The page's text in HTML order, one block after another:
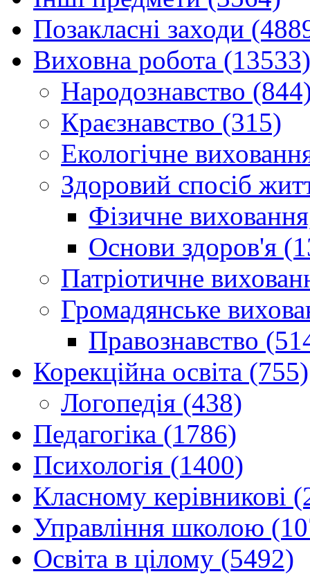
Позакласні заходи
Виховна робота (13533)
Народознавство
Краєзнавство (315)
Екологічне
Здоровий спосіб
Фізичне
Основи здоров'я
Патріотичне
Громадянське
Правознавство
Корекційна освіта (755)
Логопедія (438)
Педагогіка (1786)
Психологія (1400)
Класному керівникові
Управління школою
Освіта в цілому (5492)